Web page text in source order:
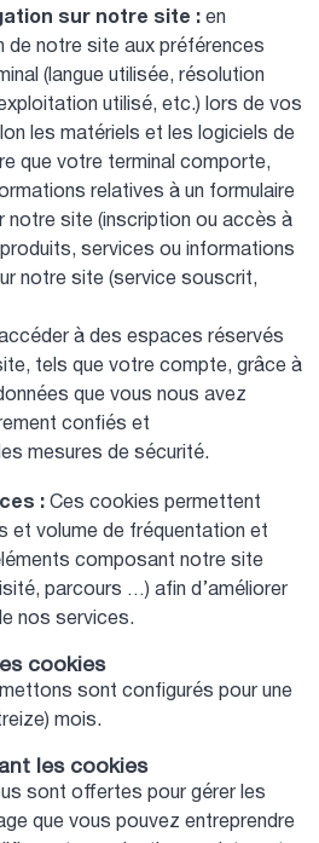
sur notre site :en
notre site aux préférences
(langue utilisée, résolution
utilisé, etc.) lors de vos
les matériels et les logiciels de
que votre terminal comporte,
relatives à un formulaire
notre site (inscription ou accès à
services ou informations
notre site (service souscrit,
à des espaces réservés
tels que votre compte, grâce à
que vous nous avez
confiés et
mesures de sécurité.
:Ces cookies permettent
et volume de fréquentation et
composant notre site
parcours …) afin d’améliorer
nos services.
cookies
sont configurés pour une
mois.
les cookies
sont offertes pour gérer les
que vous pouvez entreprendre